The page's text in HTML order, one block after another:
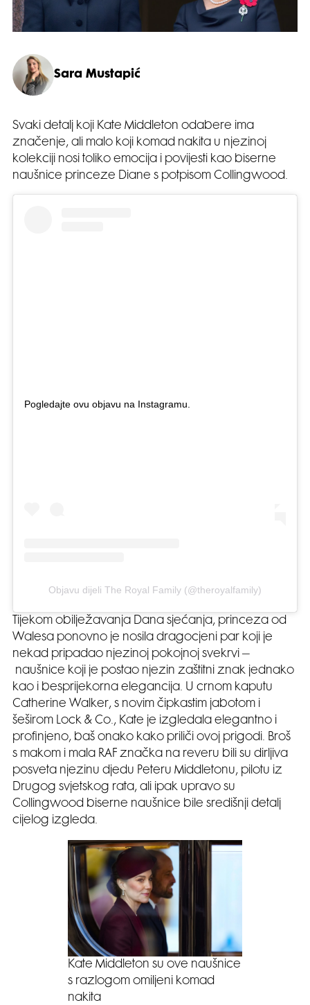
Sara Mustapić
Svaki detalj koji Kate Middleton odabere ima
značenje, ali malo koji komad nakita u njezinoj
kolekciji nosi toliko emocija i povijesti kao biserne
naušnice princeze Diane s potpisom Collingwood.
Pogledajte ovu objavu na Instagramu.
Objavu dijeli The Royal Family (@theroyalfamily)
Tijekom obilježavanja Dana sjećanja, princeza od
Walesa ponovno je nosila dragocjeni par koji je
nekad pripadao njezinoj pokojnoj svekrvi –
naušnice koji je postao njezin zaštitni znak jednako
kao i besprijekorna elegancija. U crnom kaputu
Catherine Walker, s novim čipkastim jabotom i
šeširom Lock & Co., Kate je izgledala elegantno i
profinjeno, baš onako kako priliči ovoj prigodi. Broš
s makom i mala RAF značka na reveru bili su dirljiva
posveta njezinu djedu Peteru Middletonu, pilotu iz
Drugog svjetskog rata, ali ipak upravo su
Collingwood biserne naušnice bile središnji detalj
cijelog izgleda.
Kate Middleton su ove naušnice
s razlogom omiljeni komad
nakita